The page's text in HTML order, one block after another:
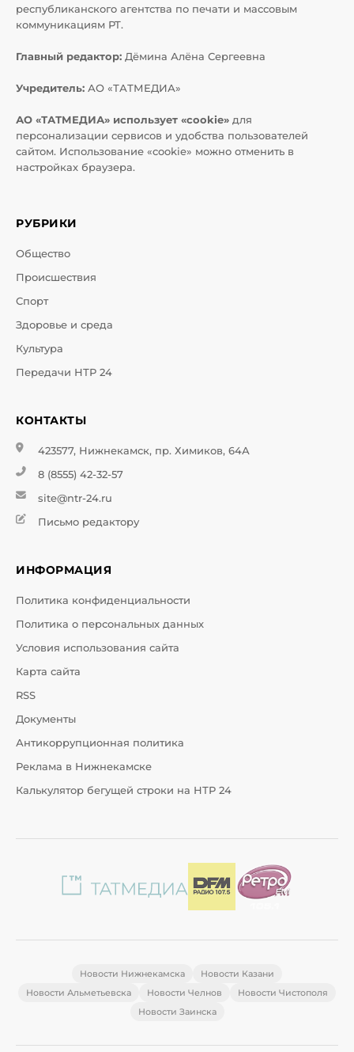
республиканского агентства по печати и массовым
коммуникациям РТ.
Главный редактор: Дёмина Алёна Сергеевна
Учредитель: АО «ТАТМЕДИА»
АО «ТАТМЕДИА» использует «cookie» для
персонализации сервисов и удобства пользователей
сайтом. Использование «cookie» можно отменить в
настройках браузера.
РУБРИКИ
Общество
Происшествия
Спорт
Здоровье и среда
Культура
Передачи НТР 24
КОНТАКТЫ
423577, Нижнекамск, пр. Химиков, 64А
8 (8555) 42-32-57
site@ntr-24.ru
Письмо редактору
ИНФОРМАЦИЯ
Политика конфиденциальности
Политика о персональных данных
Условия использования сайта
Карта сайта
RSS
Документы
Антикоррупционная политика
Реклама в Нижнекамске
Калькулятор бегущей строки на НТР 24
Новости Нижнекамска
Новости Казани
Новости Альметьевска
Новости Челнов
Новости Чистополя
Новости Заинска